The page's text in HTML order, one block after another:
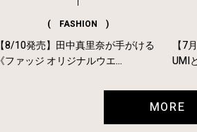
( FASHION )
【8/10発売】田中真里奈が手がける
《ファッジ オリジナルウエ...
【7
UMI
MORE